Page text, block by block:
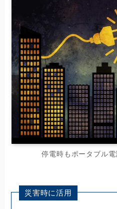
停電時もポータブル
災害時に活用